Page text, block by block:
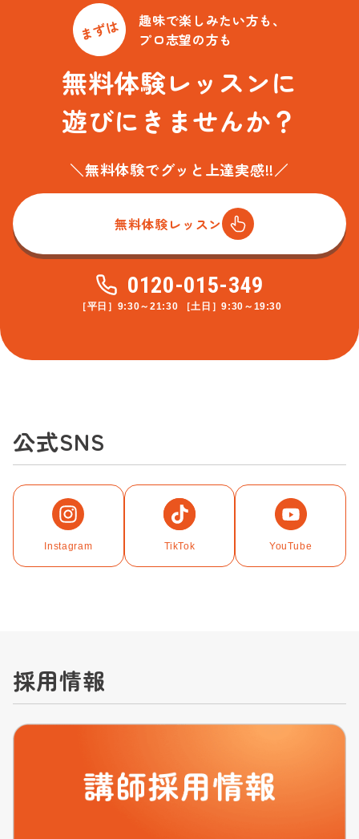
まずは
趣味で楽しみたい方も、
プロ志望の方も
無料体験レッスンに
遊びにきませんか？
＼無料体験でグッと上達実感!!／
無料体験レッスン
0120-015-349
［平日］9:30～21:30 ［土日］9:30～19:30
公式SNS
Instagram TikTok YouTube
採用情報